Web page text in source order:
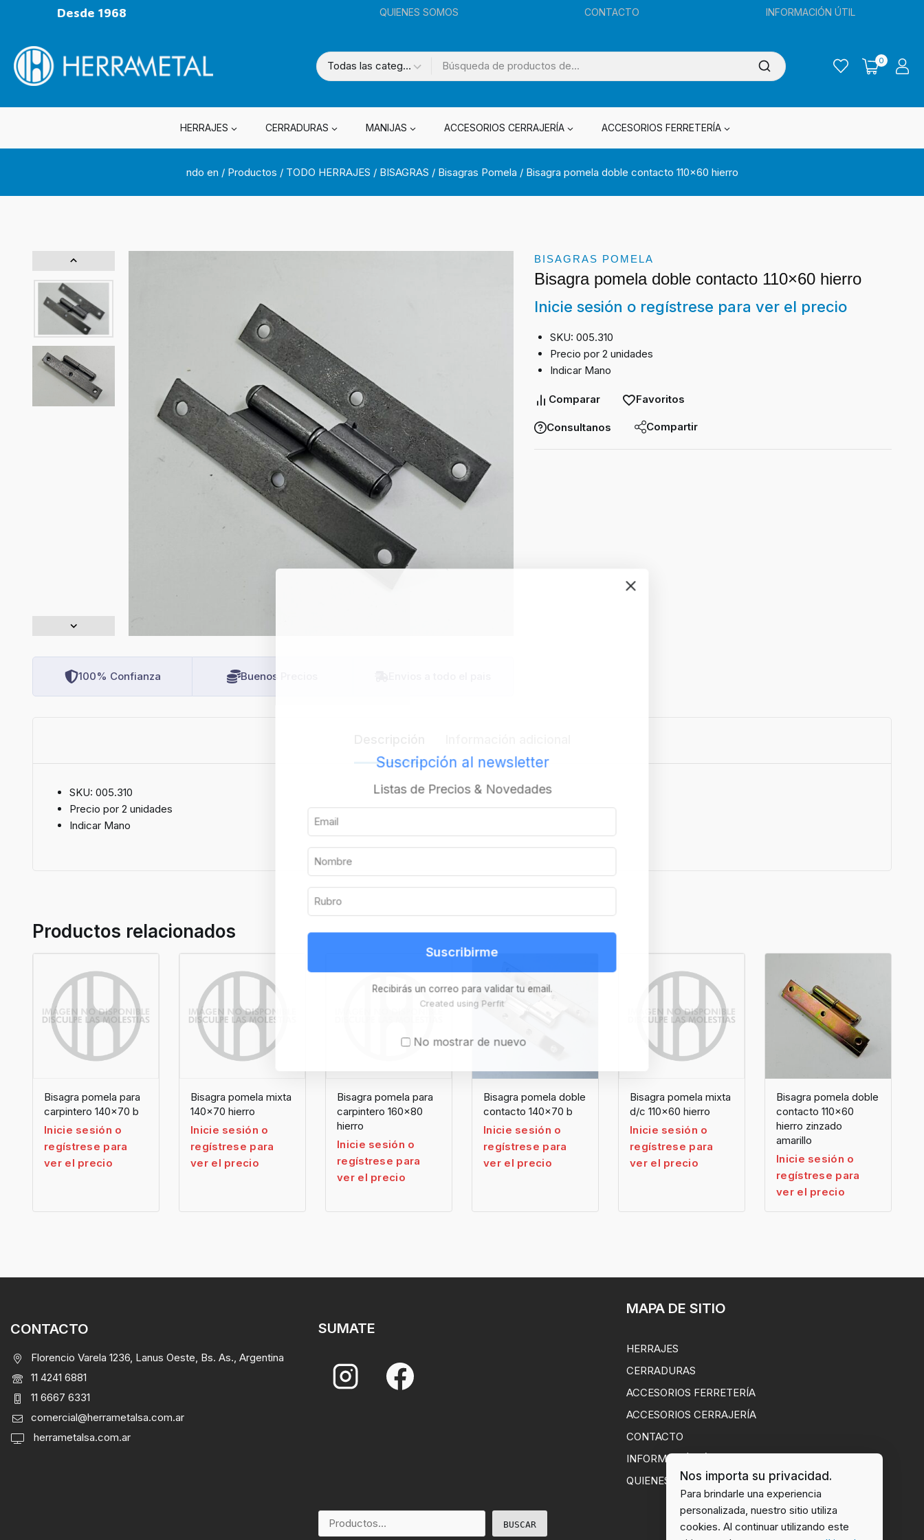
Desde 1968 QUIENES SOMOS CONTACTO INFORMACIÓN ÚTIL
0
HERRAJES CERRADURAS MANIJAS ACCESORIOS CERRAJERÍA ACCESORIOS FERRETERÍA
ndo en / Productos / TODO HERRAJES / BISAGRAS / Bisagras Pomela / Bisagra pomela doble contacto 110×60 hierro
100% Confianza Buenos Precios
BISAGRAS POMELA
Bisagra pomela doble contacto 110×60 hierro
Inicie sesión o regístrese para ver el precio
SKU: 005.310
Precio por 2 unidades
Indicar Mano
Comparar Favoritos
Consultanos Compartir
SKU: 005.310
Precio por 2 unidades
Indicar Mano
Productos relacionados
Bisagra pomela para
carpintero 140×70 b
Inicie sesión o
regístrese para
ver el precio
Bisagra pomela mixta
140×70 hierro
Inicie sesión o
regístrese para
ver el precio
Bisagra pomela para
carpintero 160×80
hierro
Inicie sesión o
regístrese para
ver el precio
Bisagra pomela doble
contacto 140×70 b
Inicie sesión o
regístrese para
ver el precio
Bisagra pomela mixta
d/c 110×60 hierro
Inicie sesión o
regístrese para
ver el precio
Bisagra pomela doble
contacto 110×60
hierro zinzado
amarillo
Inicie sesión o
regístrese para
ver el precio
CONTACTO
Florencio Varela 1236, Lanus Oeste, Bs. As., Argentina
11 4241 6881
11 6667 6331
comercial@herrametalsa.com.ar
herrametalsa.com.ar
SUMATE
MAPA DE SITIO
HERRAJES
CERRADURAS
ACCESORIOS FERRETERÍA
ACCESORIOS CERRAJERÍA
CONTACTO
INFORMACIÓN ÚTIL
QUIENES SOMOS
BUSCAR
Suscripción al newsletter
Listas de Precios & Novedades
Suscribirme
Recibirás un correo para validar tu email.
Created using Perfit
No mostrar de nuevo
Nos importa su privacidad.
Para brindarle una experiencia
personalizada, nuestro sitio utiliza
cookies. Al continuar utilizando este